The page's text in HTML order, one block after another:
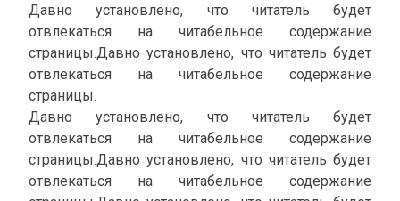
Давно установлено, что читатель будет
отвлекаться на читабельное содержание
страницы.Давно установлено, что читатель будет
отвлекаться на читабельное содержание
страницы.
Давно установлено, что читатель будет
отвлекаться на читабельное содержание
страницы.Давно установлено, что читатель будет
отвлекаться на читабельное содержание